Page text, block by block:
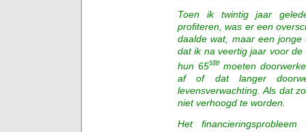
Toen ik twintig jaar
profiteren, was er een
daalde wat, maar een
dat ik na veertig jaar voor de
hun 65stemoeten
af of dat langer
levensverwachting. Als dat
niet verhoogd te worden.
Het